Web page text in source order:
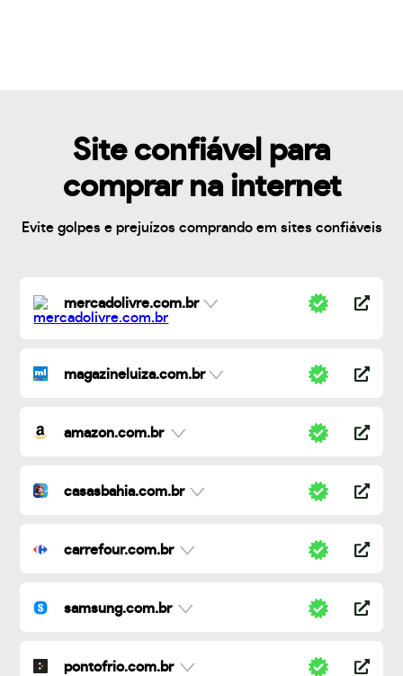
Site confiável para
comprar na internet
Evite golpes e prejuízos comprando em sites confiáveis
mercadolivre.com.br
magazineluiza.com.br
amazon.com.br
casasbahia.com.br
carrefour.com.br
samsung.com.br
pontofrio.com.br